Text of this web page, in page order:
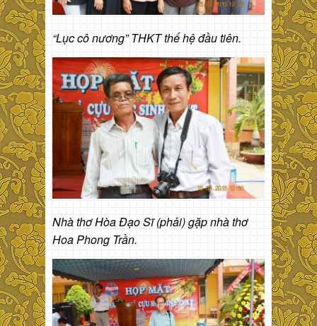
“Lục cô nương” THKT thế hệ đầu tiên.
Nhà thơ Hòa Đạo Sĩ (phải) gặp nhà thơ
Hoa Phong Trần.